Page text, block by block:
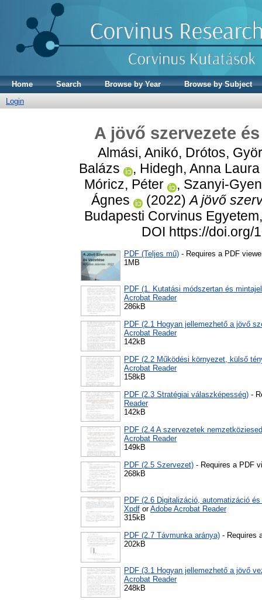
Home Search Browse by Year
Browse by Subject
Login
A jövő szervezete
Almási, Anikó, Drótos,
Balázs
, Hidegh, Anna Laura
Móricz, Péter
, Szanyi-
Ágnes
(2022)A jövő
Budapesti Corvinus
DOI https://doi.org/
PDF (Teljes mű) - Requires a PDF
1MB
PDF (1. Kutatási módszertan és
Acrobat Reader
286kB
PDF (2.1 Hogyan jellemezhető a jövő
Acrobat Reader
142kB
PDF (2.2 Működési környezet, külső
Acrobat Reader
158kB
PDF (2.3 Stratégiai válaszképesség) -
Reader
142kB
PDF (2.4 A szervezetek
Acrobat Reader
149kB
PDF (2.5 Szervezet) - Requires a PDF
268kB
PDF (2.6 Digitalizáció, automatizáció
Xpdf orAdobe Acrobat Reader
315kB
PDF (2.7 Távmunka aránya) - Requires
202kB
PDF (3.1 Hogyan jellemezhető a jövő
Acrobat Reader
248kB